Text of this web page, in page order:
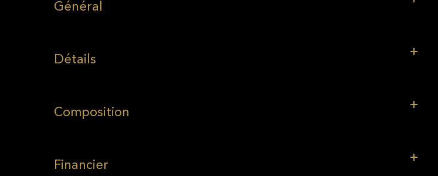
Général
Détails
Composition
Financier